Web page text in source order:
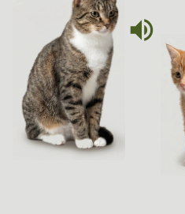
volume_up